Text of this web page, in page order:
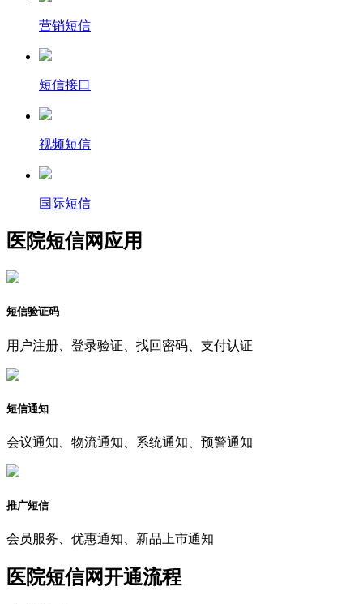
营销短信
短信接口
视频短信
国际短信
医院短信网应用
短信验证码
用户注册、登录验证、找回密码、支付认证
短信通知
会议通知、物流通知、系统通知、预警通知
推广短信
会员服务、优惠通知、新品上市通知
医院短信网开通流程